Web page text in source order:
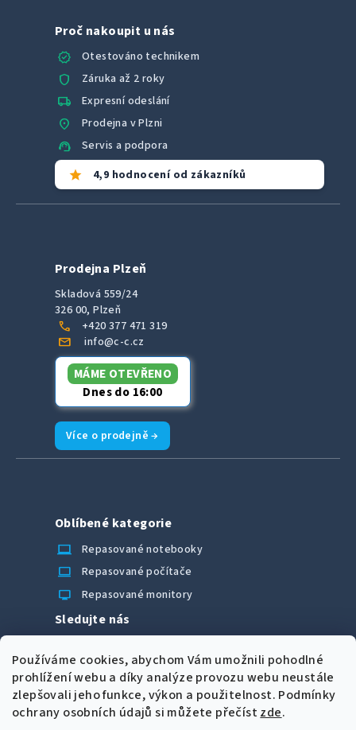
Používáme cookies, abychom Vám umožnili pohodlné
prohlížení webu a díky analýze provozu webu neustále
zlepšovali jeho funkce, výkon a použitelnost. Podmínky
ochrany osobních údajů si můžete přečíst zde.
Proč nakoupit u nás
verified
Otestováno technikem
shield Záruka až 2 roky
local_shipping Expresní odeslání
location_on Prodejna v Plzni
support_agent Servis a podpora
star 4,9 hodnocení od zákazníků
Prodejna Plzeň
Skladová 559/24
326 00, Plzeň
call +420 377 471 319
mail info@c-c.cz
MÁME OTEVŘENO
Dnes do 16:00
Více o prodejně →
Oblíbené kategorie
laptop_chromebook
Repasované notebooky
computer Repasované počítače
monitor Repasované monitory
Sledujte nás
Možnosti úhrady